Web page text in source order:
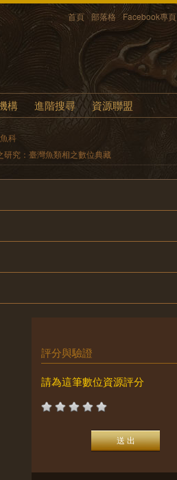
首頁 部落格 Facebook專頁
構 進階搜尋 資源聯盟
科
研究：臺灣魚類相之數位典藏
評分與驗證
請為這筆數位資源評分